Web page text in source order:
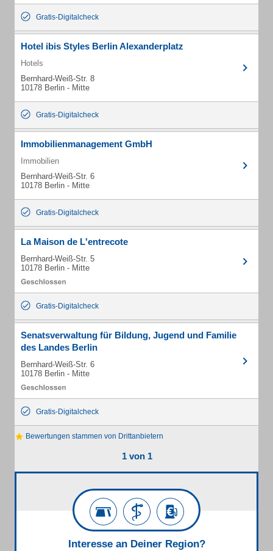
Gratis-Digitalcheck
Hotel ibis Styles Berlin Alexanderplatz
Hotels
Bernhard-Weiß-Str. 8
10178 Berlin - Mitte
Gratis-Digitalcheck
Immobilienmanagement GmbH
Immobilien
Bernhard-Weiß-Str. 6
10178 Berlin - Mitte
Gratis-Digitalcheck
La Maison de L'entrecote
Bernhard-Weiß-Str. 5
10178 Berlin - Mitte
Gratis-Digitalcheck
Senatsverwaltung für Bildung, Jugend und Familie
des Landes Berlin
Bernhard-Weiß-Str. 6
10178 Berlin - Mitte
Gratis-Digitalcheck
Bewertungen stammen von Drittanbietern
1 von 1
Interesse an Deiner Region?